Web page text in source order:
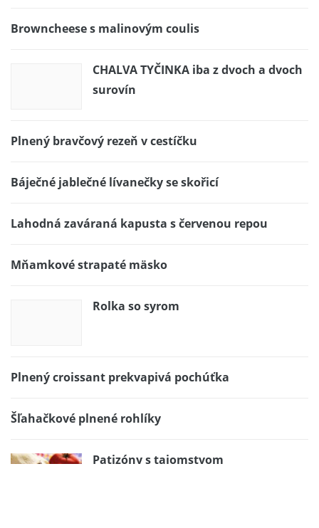
Browncheese s malinovým coulis
CHALVA TYČINKA iba z dvoch a dvoch
surovín
Plnený bravčový rezeň v cestíčku
Báječné jablečné lívanečky se skořicí
Lahodná zaváraná kapusta s červenou repou
Mňamkové strapaté mäsko
Rolka so syrom
Plnený croissant prekvapivá pochúťka
Šľahačkové plnené rohlíky
Patizóny s tajomstvom